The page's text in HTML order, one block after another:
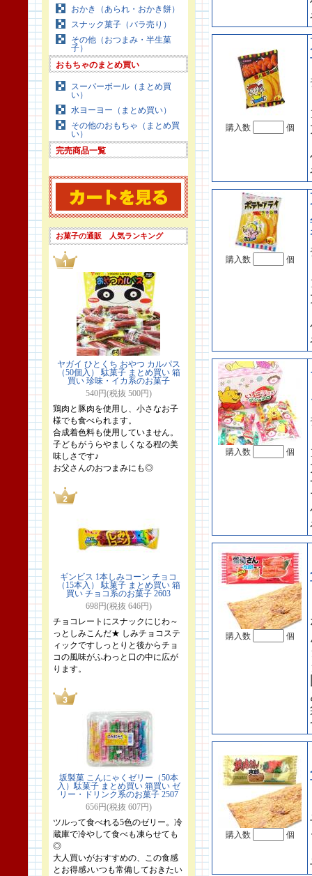
おかき（あられ・おかき餅）
スナック菓子（バラ売り）
その他（おつまみ・半生菓
子）
おもちゃのまとめ買い
スーパーボール（まとめ買
い）
水ヨーヨー（まとめ買い）
その他のおもちゃ（まとめ買
い）
完売商品一覧
お菓子の通販 人気ランキング
ヤガイ ひとくち おやつ カルパス
（50個入） 駄菓子 まとめ買い 箱
買い 珍味・イカ系のお菓子
540円(税抜 500円)
鶏肉と豚肉を使用し、小さなお子
様でも食べられます。
合成着色料も使用していません。
子どもがうらやましくなる程の美
味しさです♪
お父さんのおつまみにも◎
ギンビス 1本しみコーン チョコ
（15本入） 駄菓子 まとめ買い 箱
買い チョコ系のお菓子 2603
698円(税抜 646円)
チョコレートにスナックにじわ～
っとしみこんだ★ しみチョコステ
ィックですしっとりと後からチョ
コの風味がふわっと口の中に広が
ります。
坂製菓 こんにゃくゼリー（50本
入）駄菓子 まとめ買い 箱買い ゼ
リー・ドリンク系のお菓子 2507
656円(税抜 607円)
ツルって食べれる5色のゼリー。冷
蔵庫で冷やして食べも凍らせても
◎
大人買いがおすすめの、この食感
とお得感♪いつも常備しておきたい
購入数 個
購入数 個
購入数 個
購入数 個
購入数 個